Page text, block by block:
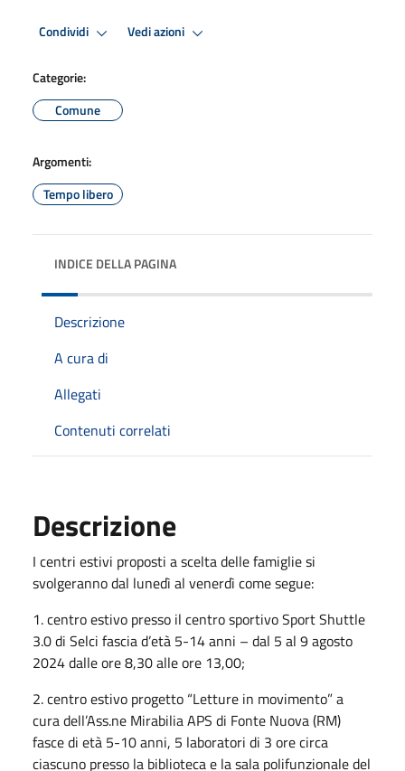
Condividi Vedi azioni
Categorie:
Comune
Argomenti:
Tempo libero
INDICE DELLA PAGINA
Descrizione
A cura di
Allegati
Contenuti correlati
Descrizione
I centri estivi proposti a scelta delle famiglie si
svolgeranno dal lunedì al venerdì come segue:
1. centro estivo presso il centro sportivo Sport Shuttle
3.0 di Selci fascia d’età 5-14 anni – dal 5 al 9 agosto
2024 dalle ore 8,30 alle ore 13,00;
2. centro estivo progetto “Letture in movimento” a
cura dell’Ass.ne Mirabilia APS di Fonte Nuova (RM)
fasce di età 5-10 anni, 5 laboratori di 3 ore circa
ciascuno presso la biblioteca e la sala polifunzionale del